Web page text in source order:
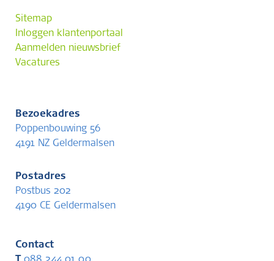
Sitemap
Inloggen klantenportaal
Aanmelden nieuwsbrief
Vacatures
Bezoekadres
Poppenbouwing 56
4191 NZ Geldermalsen
Postadres
Postbus 202
4190 CE Geldermalsen
Contact